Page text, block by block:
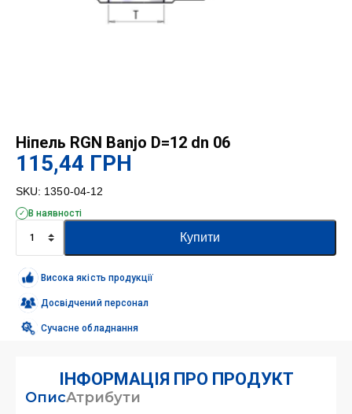
Ніпель RGN Banjo D=12 dn 06
115,44 ГРН
SKU: 1350-04-12
В наявності
RGN
Banjo
D=12
dn
06
кількість
Купити
Висока якість продукції
Досвідчений персонал
Сучасне обладнання
ІНФОРМАЦІЯ ПРО ПРОДУКТ
ОписАтрибути